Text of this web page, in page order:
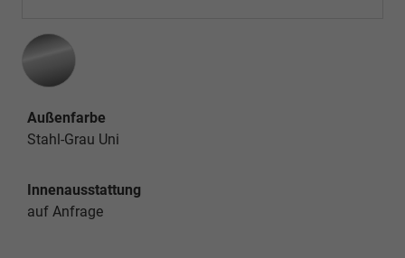
Außenfarbe
Stahl-Grau Uni
Innenausstattung
auf Anfrage